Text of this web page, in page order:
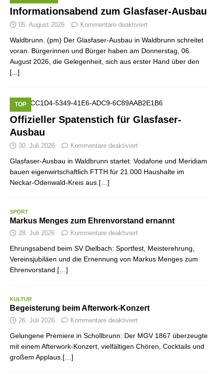
Informationsabend zum Glasfaser-Ausbau
05. August 2026 Kommentare deaktiviert
Waldbrunn. (pm) Der Glasfaser-Ausbau in Waldbrunn schreitet
voran. Bürgerinnen und Bürger haben am Donnerstag, 06.
August 2026, die Gelegenheit, sich aus erster Hand über den
[...]
Offizieller Spatenstich für Glasfaser-
Ausbau
TOP
30. Juli 2026 Kommentare deaktiviert
Glasfaser-Ausbau in Waldbrunn startet: Vodafone und Meridiam
bauen eigenwirtschaftlich FTTH für 21.000 Haushalte im
Neckar-Odenwald-Kreis aus.[…]
SPORT
Markus Menges zum Ehrenvorstand ernannt
28. Juli 2026 Kommentare deaktiviert
Ehrungsabend beim SV Dielbach: Sportfest, Meisterehrung,
Vereinsjubiläen und die Ernennung von Markus Menges zum
Ehrenvorstand.[…]
KULTUR
Begeisterung beim Afterwork-Konzert
26. Juli 2026 Kommentare deaktiviert
Gelungene Premiere in Schollbrunn: Der MGV 1867 überzeugte
mit einem Afterwork-Konzert, vielfältigen Chören, Cocktails und
großem Applaus.[…]